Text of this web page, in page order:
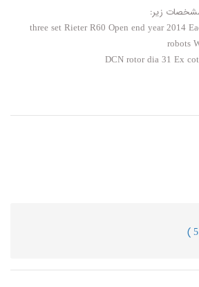
زیر:
three set Rieter R60 Open end year 2014
robots